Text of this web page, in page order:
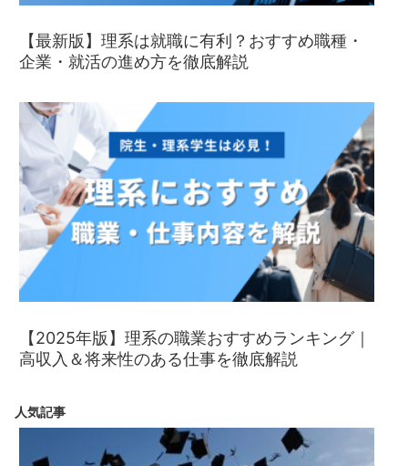
【最新版】理系は就職に有利？おすすめ職種・
企業・就活の進め方を徹底解説
【2025年版】理系の職業おすすめランキング｜
高収入＆将来性のある仕事を徹底解説
人気記事